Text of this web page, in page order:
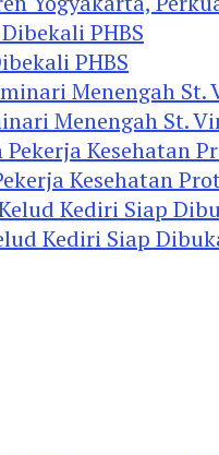
PHBS
Menengah St.
Kesehatan
Kediri Siap